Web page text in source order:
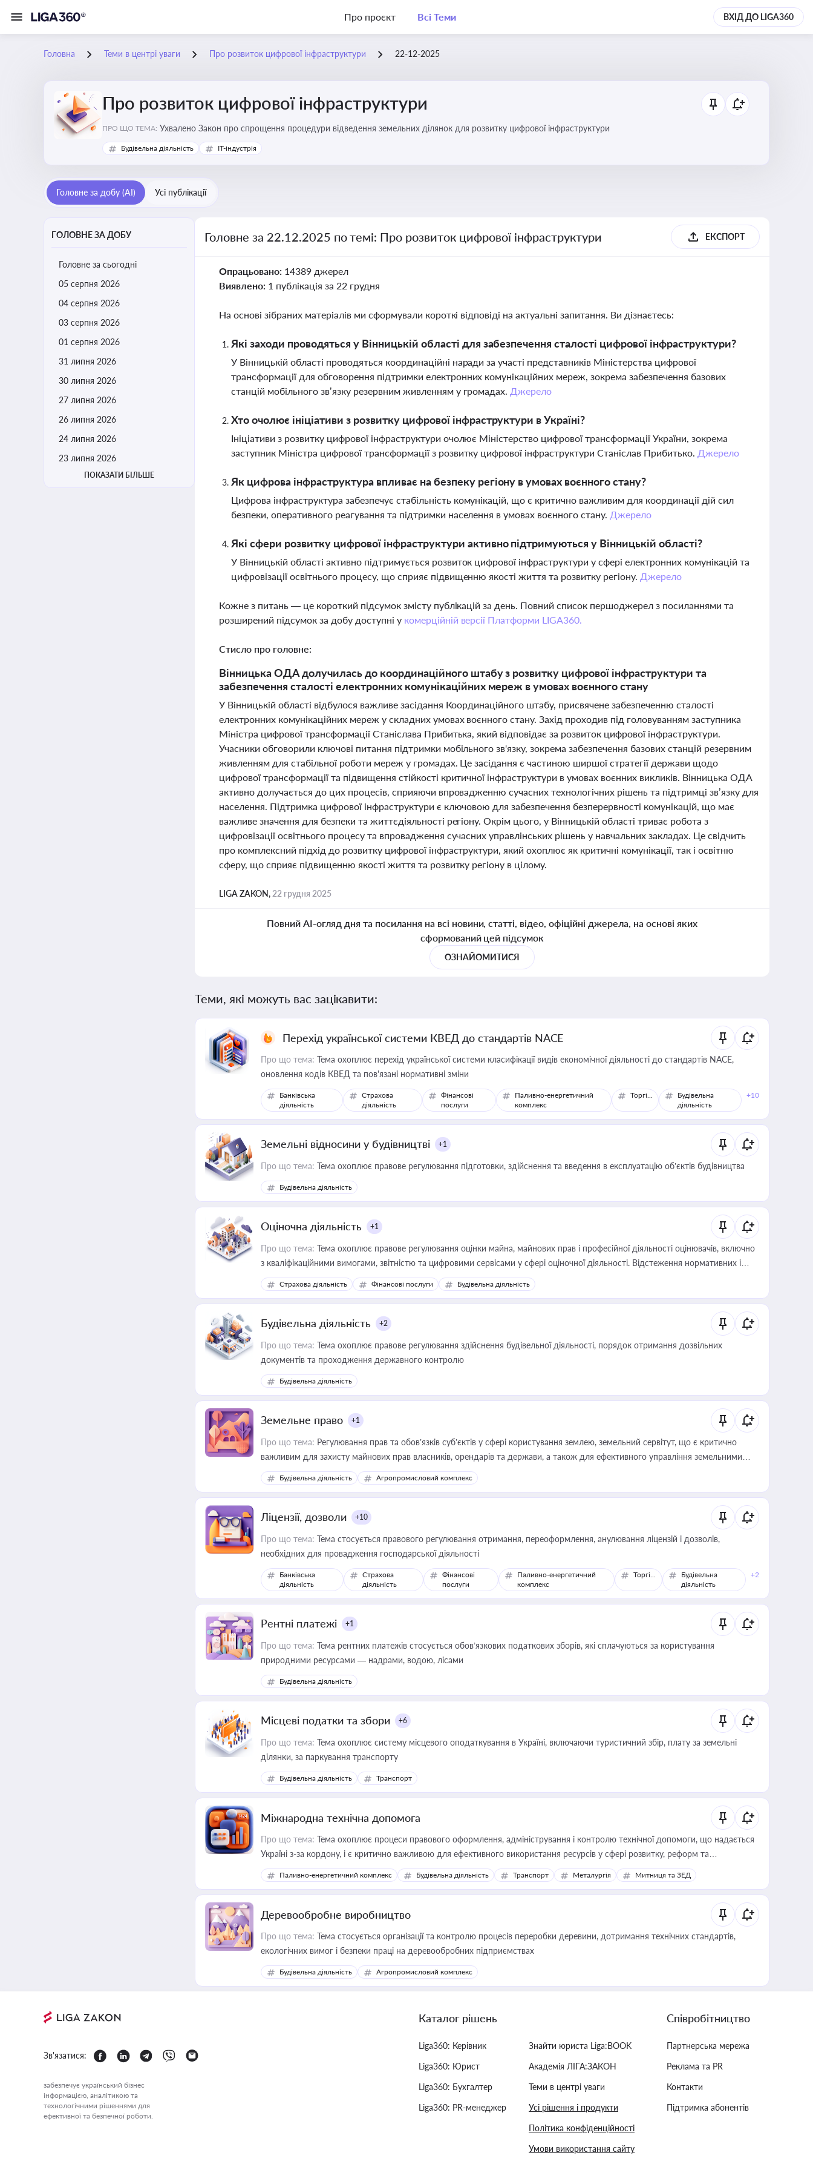
Про проєкт Всі Теми ВХІД ДО LIGA360
Головна Теми в центрі уваги Про розвиток цифрової інфраструктури 22-12-2025
Про розвиток цифрової інфраструктури
ПРО ЩО ТЕМА: Ухвалено Закон про спрощення процедури відведення земельних ділянок для розвитку цифрової інфраструктури
Будівельна діяльність IT-індустрія
Головне за добу (AI) Усі публікації
ГОЛОВНЕ ЗА ДОБУ
Головне за сьогодні
05 серпня 2026
04 серпня 2026
03 серпня 2026
01 серпня 2026
31 липня 2026
30 липня 2026
27 липня 2026
26 липня 2026
24 липня 2026
23 липня 2026
ПОКАЗАТИ БІЛЬШЕ
Головне за 22.12.2025 по темі: Про розвиток цифрової інфраструктури ЕКСПОРТ
Опрацьовано: 14389 джерел
Виявлено: 1 публікація за 22 грудня
На основі зібраних матеріалів ми сформували короткі відповіді на актуальні запитання. Ви дізнаєтесь:
Які заходи проводяться у Вінницькій області для забезпечення сталості цифрової інфраструктури?
У Вінницькій області проводяться координаційні наради за участі представників Міністерства цифрової
трансформації для обговорення підтримки електронних комунікаційних мереж, зокрема забезпечення базових
станцій мобільного зв’язку резервним живленням у громадах. Джерело
Хто очолює ініціативи з розвитку цифрової інфраструктури в Україні?
Ініціативи з розвитку цифрової інфраструктури очолює Міністерство цифрової трансформації України, зокрема
заступник Міністра цифрової трансформації з розвитку цифрової інфраструктури Станіслав Прибитько. Джерело
Як цифрова інфраструктура впливає на безпеку регіону в умовах воєнного стану?
Цифрова інфраструктура забезпечує стабільність комунікацій, що є критично важливим для координації дій сил
безпеки, оперативного реагування та підтримки населення в умовах воєнного стану. Джерело
Які сфери розвитку цифрової інфраструктури активно підтримуються у Вінницькій області?
У Вінницькій області активно підтримується розвиток цифрової інфраструктури у сфері електронних комунікацій та
цифровізації освітнього процесу, що сприяє підвищенню якості життя та розвитку регіону. Джерело
Кожне з питань — це короткий підсумок змісту публікацій за день. Повний список першоджерел з посиланнями та
розширений підсумок за добу доступні у комерційній версії Платформи LIGA360.
Стисло про головне:
Вінницька ОДА долучилась до координаційного штабу з розвитку цифрової інфраструктури та
забезпечення сталості електронних комунікаційних мереж в умовах воєнного стану
У Вінницькій області відбулося важливе засідання Координаційного штабу, присвячене забезпеченню сталості
електронних комунікаційних мереж у складних умовах воєнного стану. Захід проходив під головуванням заступника
Міністра цифрової трансформації Станіслава Прибитька, який відповідає за розвиток цифрової інфраструктури.
Учасники обговорили ключові питання підтримки мобільного зв'язку, зокрема забезпечення базових станцій резервним
живленням для стабільної роботи мереж у громадах. Це засідання є частиною ширшої стратегії держави щодо
цифрової трансформації та підвищення стійкості критичної інфраструктури в умовах воєнних викликів. Вінницька ОДА
активно долучається до цих процесів, сприяючи впровадженню сучасних технологічних рішень та підтримці зв’язку для
населення. Підтримка цифрової інфраструктури є ключовою для забезпечення безперервності комунікацій, що має
важливе значення для безпеки та життєдіяльності регіону. Окрім цього, у Вінницькій області триває робота з
цифровізації освітнього процесу та впровадження сучасних управлінських рішень у навчальних закладах. Це свідчить
про комплексний підхід до розвитку цифрової інфраструктури, який охоплює як критичні комунікації, так і освітню
сферу, що сприяє підвищенню якості життя та розвитку регіону в цілому.
LIGA ZAKON, 22 грудня 2025
Повний AI-огляд дня та посилання на всі новини, статті, відео, офіційні джерела, на основі яких
сформований цей підсумок
ОЗНАЙОМИТИСЯ
Теми, які можуть вас зацікавити:
Перехід української системи КВЕД до стандартів NACE
Про що тема: Тема охоплює перехід української системи класифікації видів економічної діяльності до стандартів NACE,
оновлення кодів КВЕД та пов'язані нормативні зміни
Банківська
діяльність
Страхова
діяльність
Фінансові
послуги
Паливно-енергетичний
комплекс
Торгівля
Будівельна
діяльність
+10
Земельні відносини у будівництві +1
Про що тема: Тема охоплює правове регулювання підготовки, здійснення та введення в експлуатацію об’єктів будівництва
Будівельна діяльність
Оціночна діяльність +1
Про що тема: Тема охоплює правове регулювання оцінки майна, майнових прав і професійної діяльності оцінювачів, включно
з кваліфікаційними вимогами, звітністю та цифровими сервісами у сфері оціночної діяльності. Відстеження нормативних і
медійних змін у цій сфері корисне для власника бізнесу, керівника, юриста або бухгалтера під час оподаткування,
приватизації, оренди державного майна, корпоративних угод і перевірки статусу суб'єктів оціночної діяльності
Страхова діяльність Фінансові послуги Будівельна діяльність
Будівельна діяльність +2
Про що тема: Тема охоплює правове регулювання здійснення будівельної діяльності, порядок отримання дозвільних
документів та проходження державного контролю
Будівельна діяльність
Земельне право +1
Про що тема: Регулювання прав та обов’язків суб’єктів у сфері користування землею, земельний сервітут, що є критично
важливим для захисту майнових прав власників, орендарів та держави, а також для ефективного управління земельними
ресурсами
Будівельна діяльність Агропромисловий комплекс
Ліцензії, дозволи +10
Про що тема: Тема стосується правового регулювання отримання, переоформлення, анулювання ліцензій і дозволів,
необхідних для провадження господарської діяльності
Банківська
діяльність
Страхова
діяльність
Фінансові
послуги
Паливно-енергетичний
комплекс
Торгівля
Будівельна
діяльність
+2
Рентні платежі +1
Про що тема: Тема рентних платежів стосується обов’язкових податкових зборів, які сплачуються за користування
природними ресурсами — надрами, водою, лісами
Будівельна діяльність
Місцеві податки та збори +6
Про що тема: Тема охоплює систему місцевого оподаткування в Україні, включаючи туристичний збір, плату за земельні
ділянки, за паркування транспорту
Будівельна діяльність Транспорт
Міжнародна технічна допомога
Про що тема: Тема охоплює процеси правового оформлення, адміністрування і контролю технічної допомоги, що надається
Україні з-за кордону, і є критично важливою для ефективного використання ресурсів у сфері розвитку, реформ та
інфраструктурних проєктів
Паливно-енергетичний комплекс Будівельна діяльність Транспорт Металургія Митниця та ЗЕД
Деревообробне виробництво
Про що тема: Тема стосується організації та контролю процесів переробки деревини, дотримання технічних стандартів,
екологічних вимог і безпеки праці на деревообробних підприємствах
Будівельна діяльність Агропромисловий комплекс
Зв'язатися:
забезпечує український бізнес
інформацією, аналітикою та
технологічними рішеннями для
ефективної та безпечної роботи.
Каталог рішень
Liga360: Керівник
Liga360: Юрист
Liga360: Бухгалтер
Liga360: PR-менеджер
Знайти юриста Liga:BOOK
Академія ЛІГА:ЗАКОН
Теми в центрі уваги
Усі рішення і продукти
Політика конфіденційності
Умови використання сайту
Співробітництво
Партнерська мережа
Реклама та PR
Контакти
Підтримка абонентів